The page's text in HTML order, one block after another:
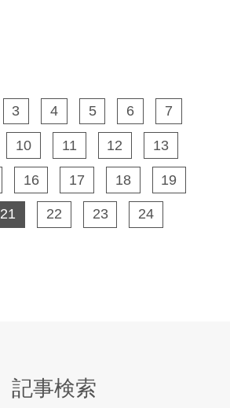
3 4 5 6 7
10 11 12 13
16 17 18 19
21 22 23 24
記事検索